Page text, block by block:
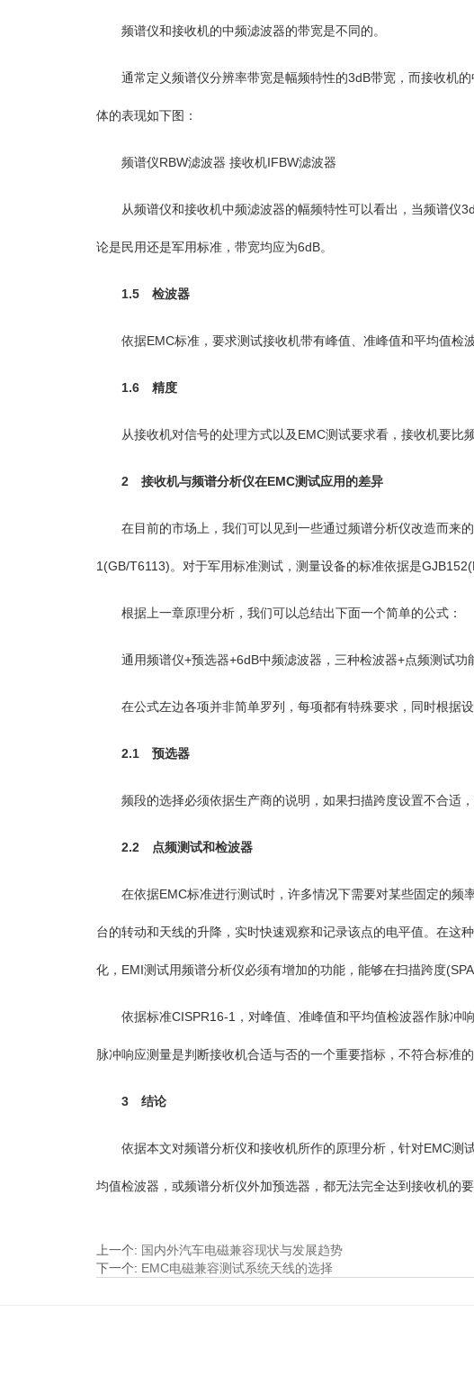
频谱仪和接收机的中频滤波器的带宽是不同的。
通常定义频谱仪分辨率带宽是幅频特性的3dB带宽，而接收机的
体的表现如下图：
频谱仪RBW滤波器 接收机IFBW滤波器
从频谱仪和接收机中频滤波器的幅频特性可以看出，当频谱仪
论是民用还是军用标准，带宽均应为6dB。
1.5 检波器
依据EMC标准，要求测试接收机带有峰值、准峰值和平均值检波
1.6 精度
从接收机对信号的处理方式以及EMC测试要求看，接收机要比频
2 接收机与频谱分析仪在EMC测试应用的差异
在目前的市场上，我们可以见到一些通过频谱分析仪改造而来的
1(GB/T6113)。对于军用标准测试，测量设备的标准依据是
根据上一章原理分析，我们可以总结出下面一个简单的公式：
通用频谱仪+预选器+6dB中频滤波器，三种检波器+点频测试功
在公式左边各项并非简单罗列，每项都有特殊要求，同时根据设
2.1 预选器
频段的选择必须依据生产商的说明，如果扫描跨度设置不合适，
2.2 点频测试和检波器
在依据EMC标准进行测试时，许多情况下需要对某些固定的频
台的转动和天线的升降，实时快速观察和记录该点的电平值。在这
化，EMI测试用频谱分析仪必须有增加的功能，能够在扫描跨度
依据标准CISPR16-1，对峰值、准峰值和平均值检波器作脉冲响
脉冲响应测量是判断接收机合适与否的一个重要指标，不符合标准的
3 结论
依据本文对频谱分析仪和接收机所作的原理分析，针对EMC测
均值检波器，或频谱分析仪外加预选器，都无法完全达到接收机的
上一个: 国内外汽车电磁兼容现状与发展趋势
下一个: EMC电磁兼容测试系统天线的选择